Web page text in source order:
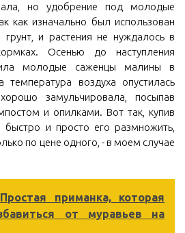
но удобрение под молодые
как изначально был использован
грунт, и растения не нуждалось в
Осенью до наступления
молодые саженцы малины в
температура воздуха опустилась
замульчировала, посыпав
и опилками. Вот так, купив
и просто его размножить,
по цене одного, - в моем случае
Простая приманка, которая
от муравьев на